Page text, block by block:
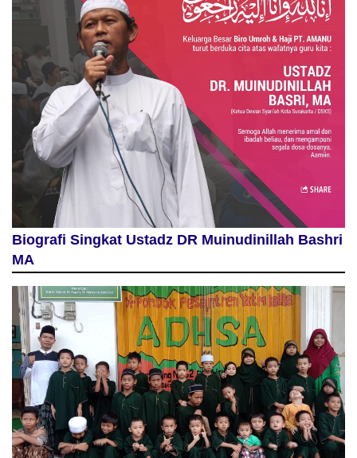
Biografi Singkat Ustadz DR Muinudinillah Bashri
MA